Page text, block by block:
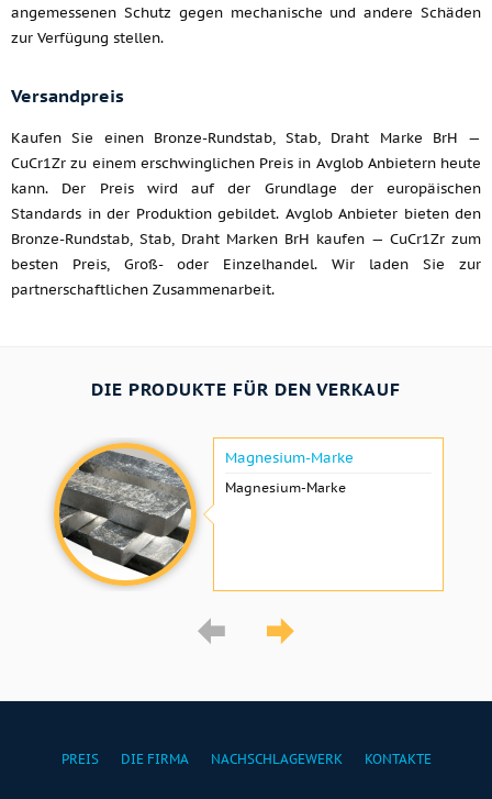
angemessenen Schutz gegen mechanische und andere Schäden
zur Verfügung stellen.
Versandpreis
Kaufen Sie einen Bronze-Rundstab, Stab, Draht Marke BrH —
CuCr1Zr zu einem erschwinglichen Preis in Avglob Anbietern heute
kann. Der Preis wird auf der Grundlage der europäischen
Standards in der Produktion gebildet. Avglob Anbieter bieten den
Bronze-Rundstab, Stab, Draht Marken BrH kaufen — CuCr1Zr zum
besten Preis, Groß- oder Einzelhandel. Wir laden Sie zur
partnerschaftlichen Zusammenarbeit.
DIE PRODUKTE FÜR DEN VERKAUF
Magnesium-Marke
Magnesium-Marke
PREIS DIE FIRMA NACHSCHLAGEWERK KONTAKTE